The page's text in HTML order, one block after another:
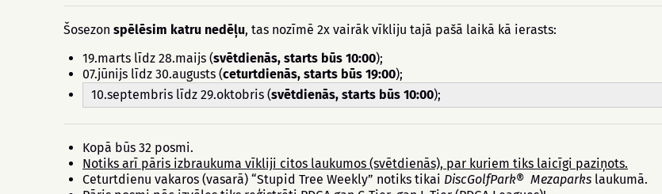
Šosezon spēlēsim katru nedēļu, tas nozīmē 2x vairāk vīkliju tajā pašā laikā kā ierasts:
19.marts līdz 28.maijs (svētdienās, starts būs 10:00);
07.jūnijs līdz 30.augusts (ceturtdienās, starts būs 19:00);
10.septembris līdz 29.oktobris (svētdienās, starts būs 10:00);
Kopā būs 32 posmi.
Notiks arī pāris izbraukuma vīkliji citos laukumos (svētdienās), par kuriem tiks laicīgi paziņots.
Ceturtdienu vakaros (vasarā) “Stupid Tree Weekly” notiks tikai DiscGolfPark® Mezaparks laukumā.